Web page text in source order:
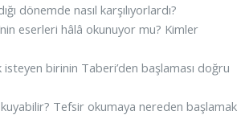
dönemde nasıl karşılıyorlardı?
eserleri hâlâ okunuyor mu? Kimler
birinin Taberi’den başlaması doğru
Tefsir okumaya nereden başlamak